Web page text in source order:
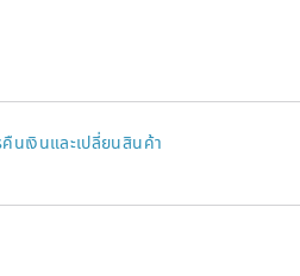
นเงินและเปลี่ยนสินค้า